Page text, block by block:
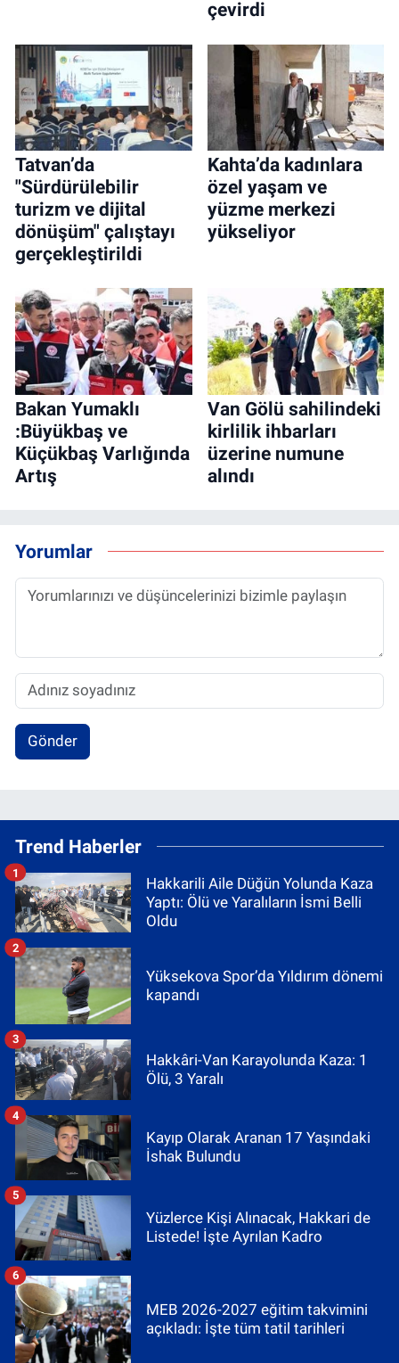
çevirdi
Tatvan’da
"Sürdürülebilir
turizm ve dijital
dönüşüm" çalıştayı
gerçekleştirildi
Kahta’da kadınlara
özel yaşam ve
yüzme merkezi
yükseliyor
Bakan Yumaklı
:Büyükbaş ve
Küçükbaş Varlığında
Artış
Van Gölü sahilindeki
kirlilik ihbarları
üzerine numune
alındı
Yorumlar
Gönder
Trend Haberler
Hakkarili Aile Düğün Yolunda Kaza
Yaptı: Ölü ve Yaralıların İsmi Belli
Oldu
1
Yüksekova Spor’da Yıldırım dönemi
kapandı
2
Hakkâri-Van Karayolunda Kaza: 1
Ölü, 3 Yaralı
3
Kayıp Olarak Aranan 17 Yaşındaki
İshak Bulundu
4
Yüzlerce Kişi Alınacak, Hakkari de
Listede! İşte Ayrılan Kadro
5
MEB 2026-2027 eğitim takvimini
açıkladı: İşte tüm tatil tarihleri
6